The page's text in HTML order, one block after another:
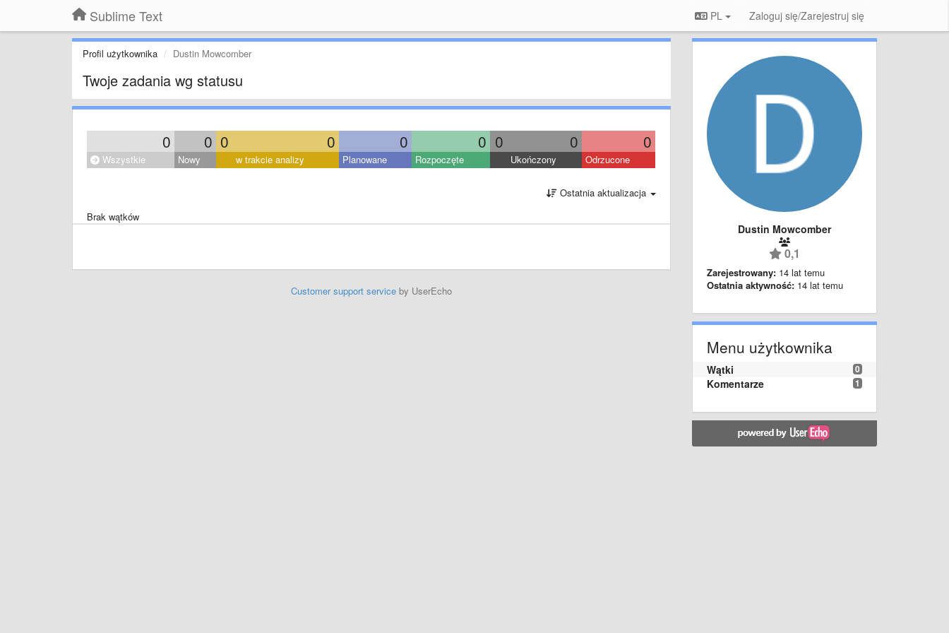
Sublime Text PL Zaloguj się/Zarejestruj się
Profil użytkownika Dustin Mowcomber
Twoje zadania wg statusu
0 0 0 0 0 0 0 0 0
Wszystkie Nowy w trakcie analizy Planowane Rozpoczęte Ukończony Odrzucone
Ostatnia aktualizacja
Brak wątków
Customer support serviceby UserEcho
Dustin Mowcomber
0,1
Zarejestrowany: 14 lat temu
Ostatnia aktywność: 14 lat temu
Menu użytkownika
0
Wątki
1
Komentarze